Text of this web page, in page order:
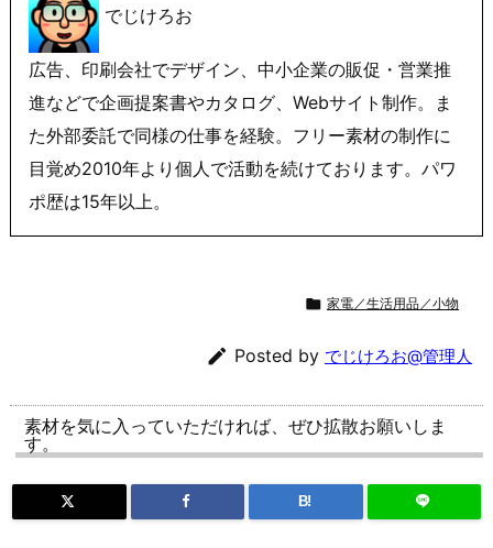
でじけろお
広告、印刷会社でデザイン、中小企業の販促・営業推
進などで企画提案書やカタログ、Webサイト制作。ま
た外部委託で同様の仕事を経験。フリー素材の制作に
目覚め2010年より個人で活動を続けております。パワ
ポ歴は15年以上。
 家電／生活用品／小物
 Posted by でじけろお@管理人
素材を気に入っていただければ、ぜひ拡散お願いしま
す。
B!